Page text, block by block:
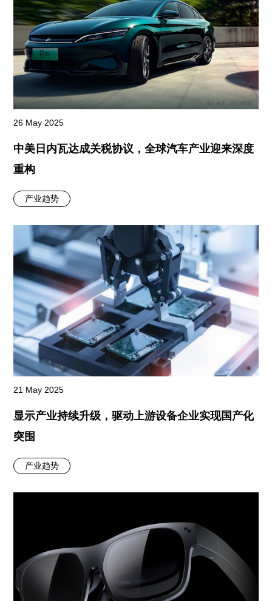
26 May 2025
中美日内瓦达成关税协议，全球汽车产业迎来深度
重构
产业趋势
21 May 2025
显示产业持续升级，驱动上游设备企业实现国产化
突围
产业趋势